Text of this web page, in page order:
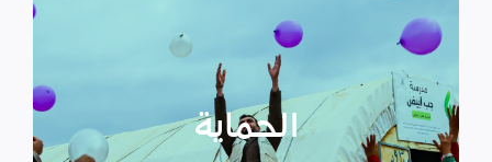
الحماية
الأسر المهمشة والتي ترأسها إناث
عبر تعزيز المساعدة الإنسانية التي
تراعي الأمور الخاصة بالنوع
الاجتماعي “الجنساني” مع التركيز